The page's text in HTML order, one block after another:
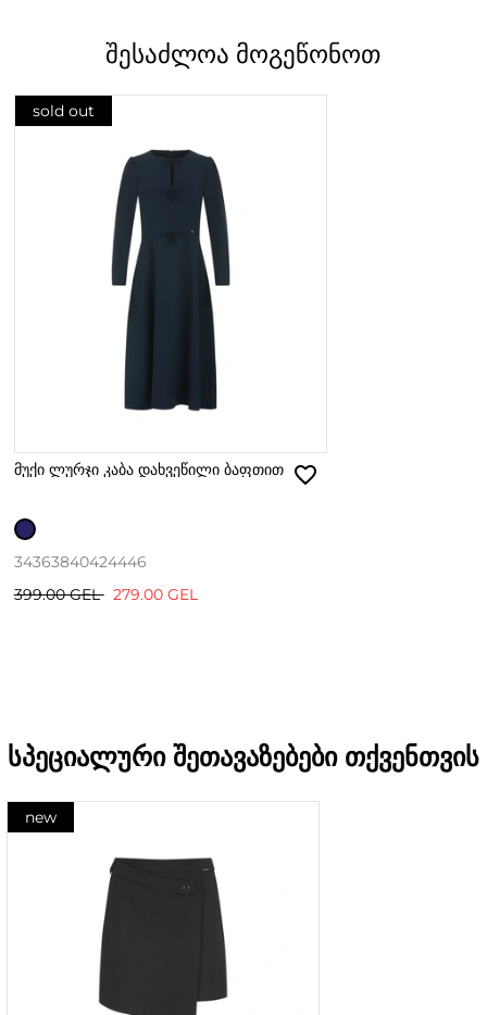
შესაძლოა მოგეწონოთ
sold out
მუქი ლურჯი კაბა დახვეწილი ბაფთით
34363840424446
399.00 GEL 279.00 GEL
სპეციალური შეთავაზებები თქვენთვის
new